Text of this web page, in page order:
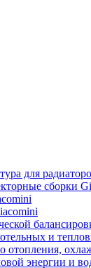
для
сборки
и
отопления,
энергии и